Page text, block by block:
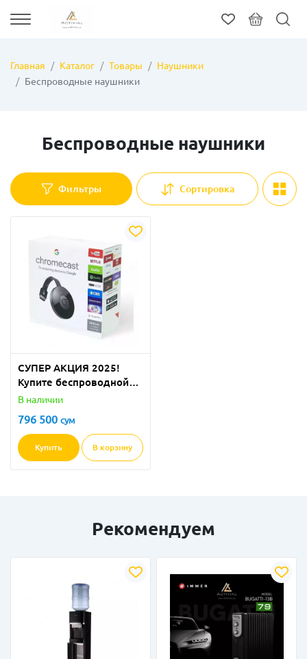
Главная Каталог Товары
Наушники
Беспроводные наушники
Беспроводные наушники
Фильтры Сортировка
СУПЕР АКЦИЯ 2025!
Купите беспроводной
ТВ HDMI адаптер Google
МЕГАСКИДКОЙ 50%!
В наличии
796 500 сум
Купить В корзину
Рекомендуем